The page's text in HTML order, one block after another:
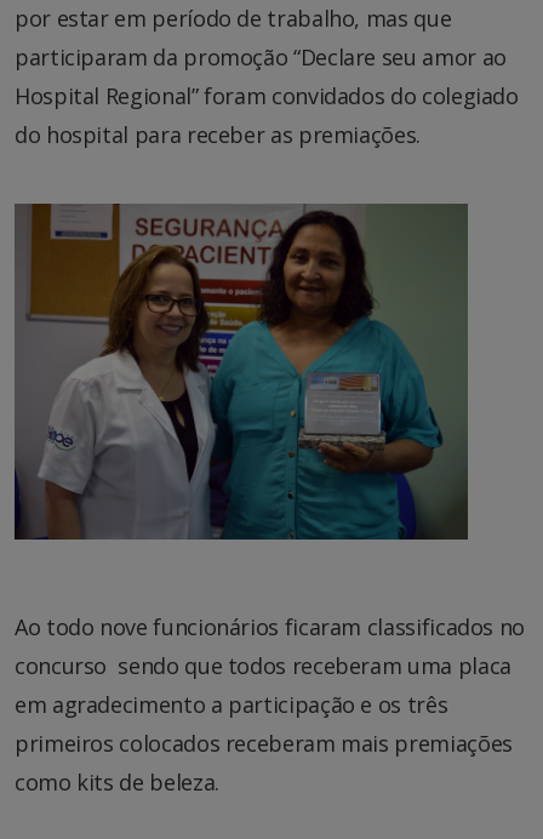
por estar em período de trabalho, mas que
participaram da promoção “Declare seu amor ao
Hospital Regional” foram convidados do colegiado
do hospital para receber as premiações.
Ao todo nove funcionários ficaram classificados no
concurso sendo que todos receberam uma placa
em agradecimento a participação e os três
primeiros colocados receberam mais premiações
como kits de beleza.